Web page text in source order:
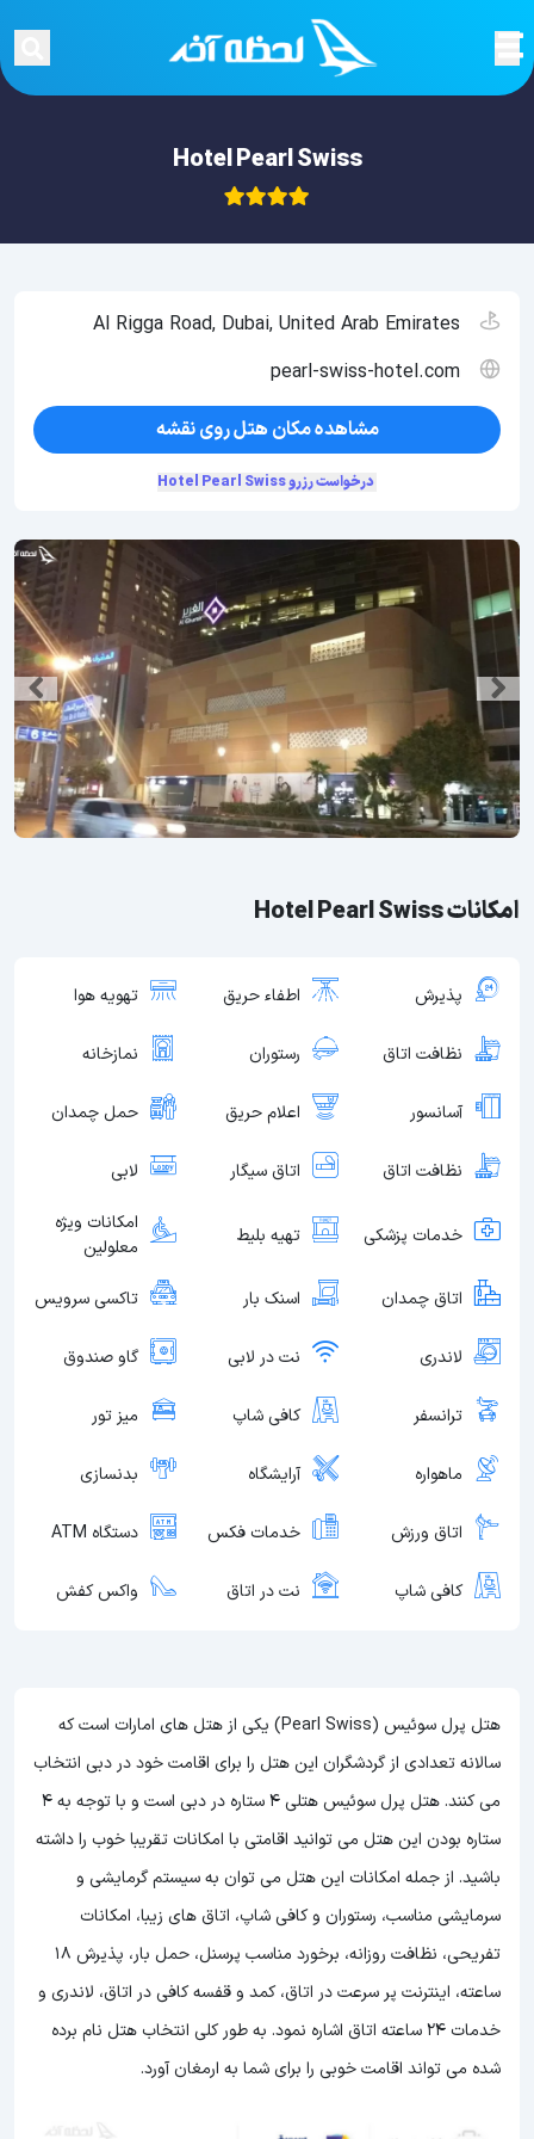
Hotel Pearl Swiss
امکانات Hotel Pearl Swiss
پذیرش اطفاء حریق تهویه هوا
نظافت اتاق رستوران نمازخانه
آسانسور اعلام حریق حمل چمدان
نظافت اتاق اتاق سیگار لابی
خدمات پزشکی تهیه بلیط
امکانات ویژه
معلولین
اتاق چمدان اسنک بار تاکسی سرویس
لاندری نت در لابی گاو صندوق
ترانسفر کافی شاپ میز تور
ماهواره آرایشگاه بدنسازی
اتاق ورزش خدمات فکس دستگاه ATM
کافی شاپ نت در اتاق واکس کفش
هتل پرل سوئیس (Pearl Swiss) یکی از هتل های امارات است که
سالانه تعدادی از گردشگران این هتل را برای اقامت خود در دبی انتخاب
می کنند. هتل پرل سوئیس هتلی 4 ستاره در دبی است و با توجه به 4
ستاره بودن این هتل می توانید اقامتی با امکانات تقریبا خوب را داشته
باشید. از جمله امکانات این هتل می توان به سیستم گرمایشی و
سرمایشی مناسب، رستوران و کافی شاپ، اتاق های زیبا، امکانات
تفریحی، نظافت روزانه، برخورد مناسب پرسنل، حمل بار، پذیرش 18
ساعته، اینترنت پر سرعت در اتاق، کمد و قفسه کافی در اتاق، لاندری و
خدمات 24 ساعته اتاق اشاره نمود. به طور کلی انتخاب هتل نام برده
شده می تواند اقامت خوبی را برای شما به ارمغان آورد.
Al Rigga Road, Dubai, United Arab Emirates
pearl-swiss-hotel.com
مشاهده مکان هتل روی نقشه
درخواست رزرو Hotel Pearl Swiss